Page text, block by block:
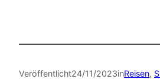
Veröffentlicht24/11/2023inReisen,